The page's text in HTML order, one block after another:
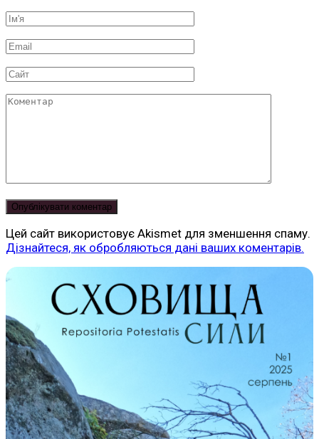
Ім'я
Email
Сайт
Коментар
Цей сайт використовує Akismet для зменшення спаму.
Дізнайтеся, як обробляються дані ваших коментарів.